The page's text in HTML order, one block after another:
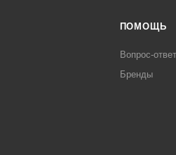
ПОМОЩЬ
Вопрос-ответ
Бренды